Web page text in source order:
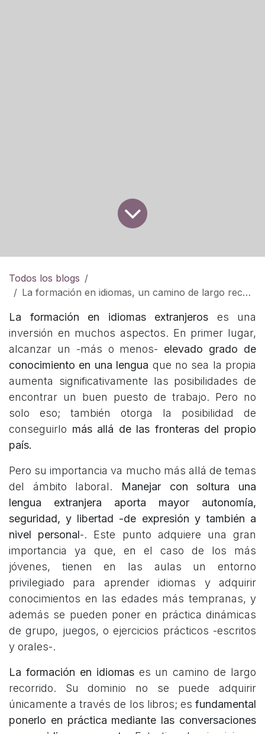
Todos los blogs
La formación en idiomas, un camino de largo recorrido
La formación en idiomas extranjeros es una
inversión en muchos aspectos. En primer lugar,
alcanzar un -más o menos- elevado grado de
conocimiento en una lengua que no sea la propia
aumenta significativamente las posibilidades de
encontrar un buen puesto de trabajo. Pero no
solo eso; también otorga la posibilidad de
conseguirlo más allá de las fronteras del propio
país.
Pero su importancia va mucho más allá de temas
del ámbito laboral. Manejar con soltura una
lengua extranjera aporta mayor autonomía,
seguridad, y libertad -de expresión y también a
nivel personal-. Este punto adquiere una gran
importancia ya que, en el caso de los más
jóvenes, tienen en las aulas un entorno
privilegiado para aprender idiomas y adquirir
conocimientos en las edades más tempranas, y
además se pueden poner en práctica dinámicas
de grupo, juegos, o ejercicios prácticos -escritos
y orales-.
La formación en idiomases un camino de largo
recorrido. Su dominio no se puede adquirir
únicamente a través de los libros; es fundamental
ponerlo en práctica mediante las conversaciones